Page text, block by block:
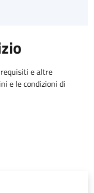
e altre
e le condizioni di